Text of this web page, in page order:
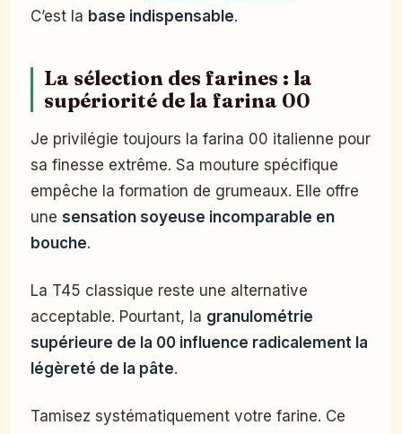
C’est la base indispensable.
La sélection des farines : la
supériorité de la farina 00
Je privilégie toujours la farina 00 italienne pour
sa finesse extrême. Sa mouture spécifique
empêche la formation de grumeaux. Elle offre
une sensation soyeuse incomparable en
bouche.
La T45 classique reste une alternative
acceptable. Pourtant, la granulométrie
supérieure de la 00 influence radicalement la
légèreté de la pâte.
Tamisez systématiquement votre farine. Ce